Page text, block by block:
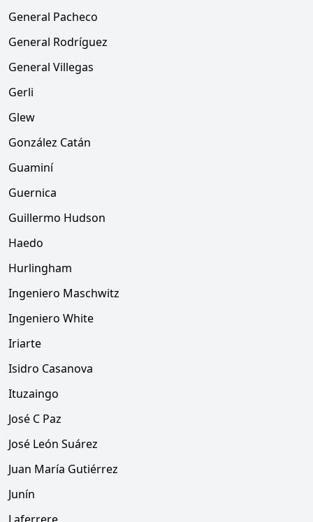
General Pacheco
General Rodríguez
General Villegas
Gerli
Glew
González Catán
Guaminí
Guernica
Guillermo Hudson
Haedo
Hurlingham
Ingeniero Maschwitz
Ingeniero White
Iriarte
Isidro Casanova
Ituzaingo
José C Paz
José León Suárez
Juan María Gutiérrez
Junín